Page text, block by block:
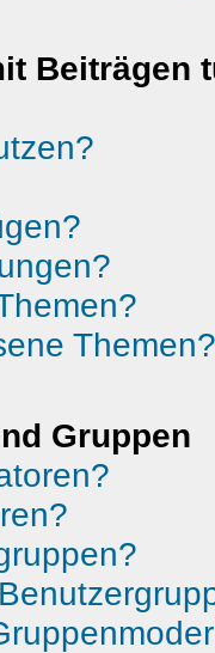
Beiträgen
Themen?
Gruppen